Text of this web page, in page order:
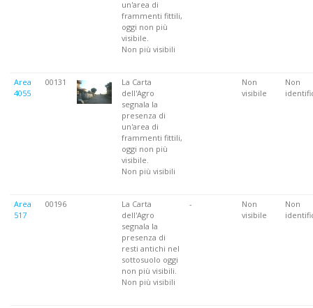
un'area di
frammenti fittili,
oggi non più
visibile.
Non più visibili
Area
4055
00131
La Carta
dell'Agro
segnala la
presenza di
un'area di
frammenti fittili,
oggi non più
visibile.
Non più visibili
Non
visibile
Non
Area
517
00196
La Carta
dell'Agro
segnala la
presenza di
resti antichi nel
sottosuolo oggi
non più visibili.
Non più visibili
-
Non
visibile
Non